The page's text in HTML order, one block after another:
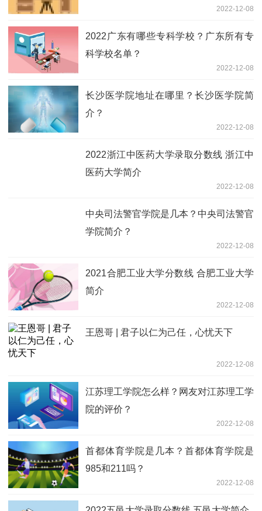
2022-12-08
2022广东有哪些专科学校？广东所有专
科学校名单？
2022-12-08
长沙医学院地址在哪里？长沙医学院简
介？
2022-12-08
2022浙江中医药大学录取分数线 浙江中
医药大学简介
2022-12-08
中央司法警官学院是几本？中央司法警官
学院简介？
2022-12-08
2021合肥工业大学分数线 合肥工业大学
简介
2022-12-08
王恩哥 | 君子以仁为己任，心忧天下
2022-12-08
江苏理工学院怎么样？网友对江苏理工学
院的评价？
2022-12-08
首都体育学院是几本？首都体育学院是
985和211吗？
2022-12-08